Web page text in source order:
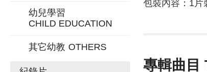
幼兒學習
CHILD EDUCATION
其它幼教 OTHERS
包裝內容：1片
專輯曲目